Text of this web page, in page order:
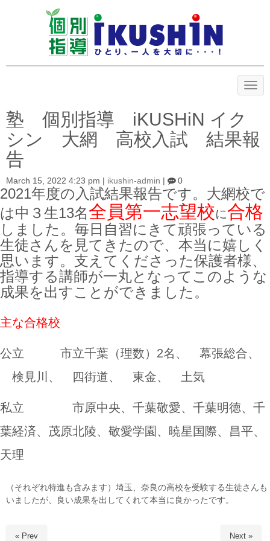
N
a
a
t
塾 個別指導 iKUSHiN イク
シン 大網 高校入試 結果報
告
March 15, 2022 4:23 pm | ikushin-admin | 0
2021年度の入試結果報告です。大網校で
は中３生13名全員第一志望校に合格
しました。毎日自習にきて頑張っている
生徒さんを見てきたので、本当に嬉しく
思います。支えてくださった保護者様、
指導する講師が一丸となってこのような
成果を出すことができました。
主な合格校
公立 市立千葉（理数）2名、 幕張総合、
検見川、 四街道、 東金、 土気
私立 市原中央、千葉敬愛、千葉明徳、千
葉経済、茂原北陵、敬愛学園、暁星国際、昌平、
天理
（それぞれ特進も含みます）埼玉、奈良の高校を受験する生徒さんも
いましたが、良い成果を出してくれて本当に良かったです。
« Prev Next »